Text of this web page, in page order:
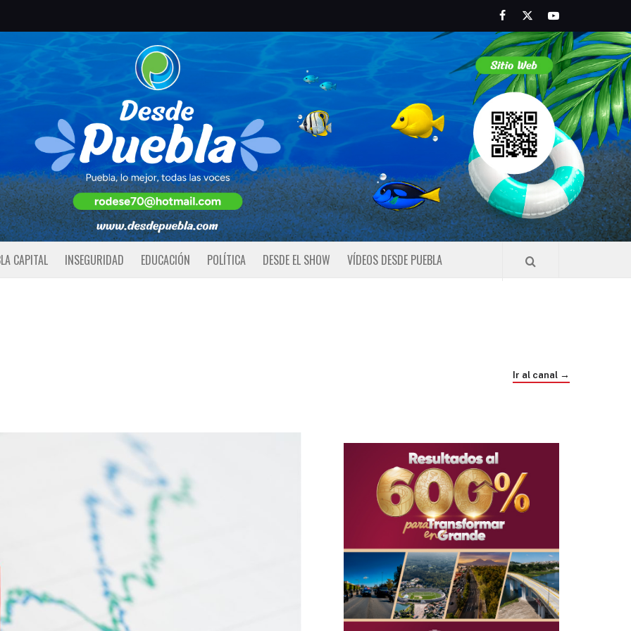
FacebookTwitterYoutube
CAPITAL INSEGURIDAD EDUCACIÓN POLÍTICA DESDE EL SHOW VÍDEOS DESDE PUEBLA
Ir al canal →